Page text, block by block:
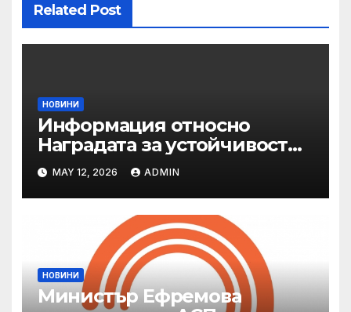
Related Post
НОВИНИ
Информация относно
Наградата за устойчивост
на ОАЕ „Зайед“
MAY 12, 2026 ADMIN
НОВИНИ
Министър Ефремова